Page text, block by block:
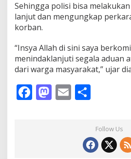
Sehingga polisi bisa
lanjut dan mengungkap
korban.
“Insya Allah di sini saya
menindaklanjuti segala aduan
dari warga masyarakat,” ujar
F M E
ar
eFollow Us